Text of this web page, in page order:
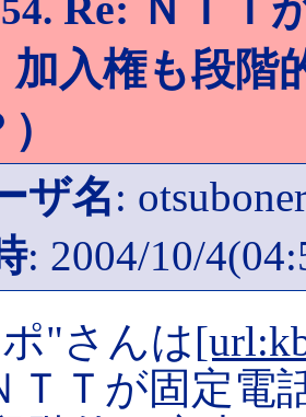
加入権も段
ザ名:
: 2004/10/
"さんは
ＴＴが固定電